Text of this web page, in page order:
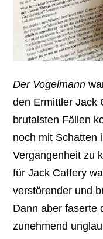
Der Vogelmann
den Ermittler Jack
brutalsten Fällen
noch mit Schatten
Vergangenheit zu
für Jack Caffery
verstörender und
Dann aber faserte
zunehmend